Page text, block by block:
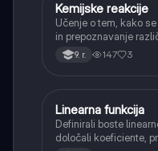
Naravoslovje
Kemijske reakcije
Učenje o tem, kako
in prepoznavanje
9. r. 147 3
Matematika
Linearna funkcija
Definirali boste
določali koeficiente,